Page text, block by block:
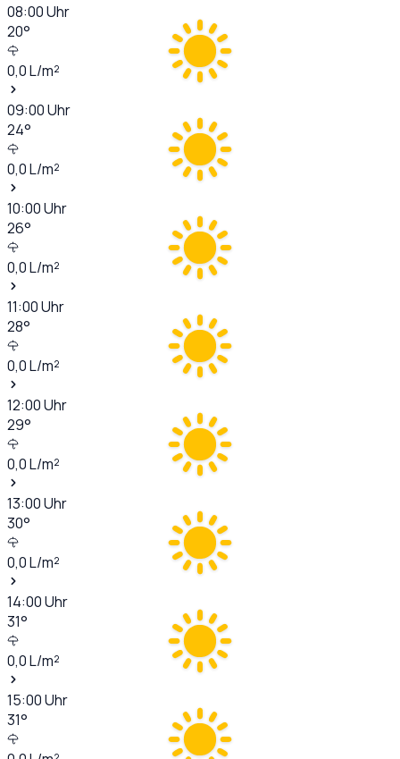
08:00Uhr
20°
0,0L/m²
09:00Uhr
24°
0,0L/m²
10:00Uhr
26°
0,0L/m²
11:00Uhr
28°
0,0L/m²
12:00Uhr
29°
0,0L/m²
13:00Uhr
30°
0,0L/m²
14:00Uhr
31°
0,0L/m²
15:00Uhr
31°